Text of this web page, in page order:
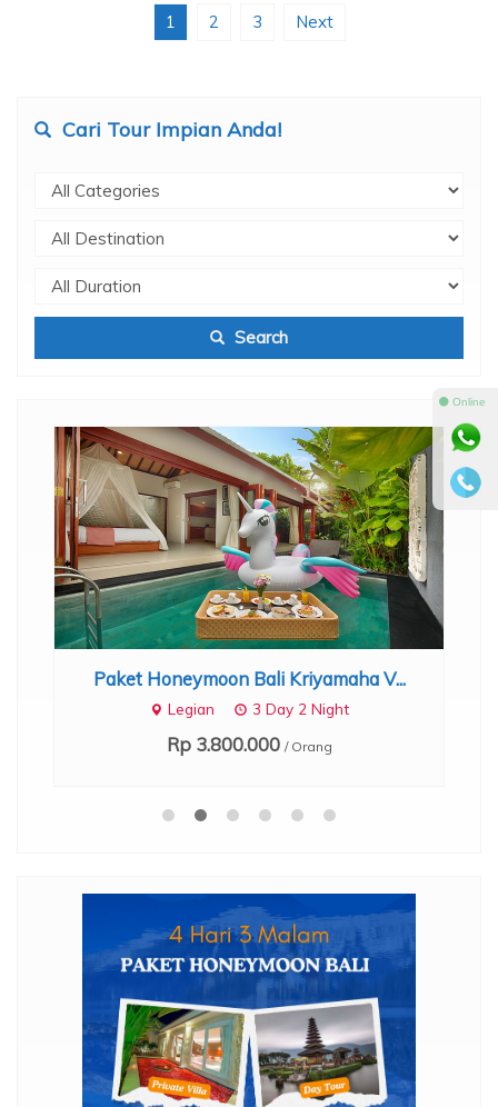
1 2 3 Next
Cari Tour Impian Anda!
Search
Paket Honeymoon Bali Kriyamaha V...
Legian 3 Day 2 Night
Rp 3.800.000 / Orang
⚫ Online